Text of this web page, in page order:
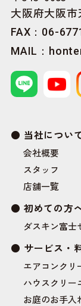
大阪府大阪
FAX：06-
MAIL：
当社につい
会社概要
スタッフ
店舗一覧
初めての方
ダスキン富士
サービス・
エアコンクリ
ハウスクリー
お庭のお手入